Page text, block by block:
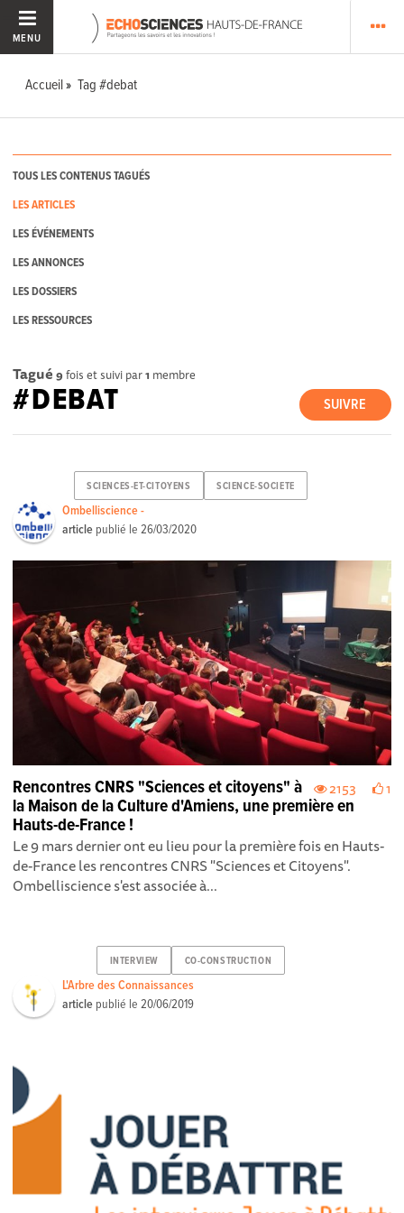
MENU
Accueil Tag #debat
TOUS LES CONTENUS TAGUÉS
LES ARTICLES
LES ÉVÉNEMENTS
LES ANNONCES
LES DOSSIERS
LES RESSOURCES
Tagué 9 fois et suivi par1 membre
SUIVRE
#DEBAT
SCIENCES-ET-CITOYENS SCIENCE-SOCIETE
Ombelliscience -
article publié le26/03/2020
2153 1
Rencontres CNRS "Sciences et citoyens" à
la Maison de la Culture d'Amiens, une première en
Hauts-de-France !
Le 9 mars dernier ont eu lieu pour la première fois en Hauts-
de-France les rencontres CNRS "Sciences et Citoyens".
Ombelliscience s'est associée à...
INTERVIEW CO-CONSTRUCTION
L'Arbre des Connaissances
article publié le20/06/2019